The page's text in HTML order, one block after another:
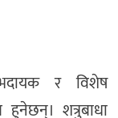
र विशेष
शत्रुबाधा